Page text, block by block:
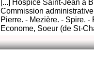
[...] Hospice Saint-Jean à
Commission
Pierre. - Mezière. - Spire. -
Econome, Soeur (de St-